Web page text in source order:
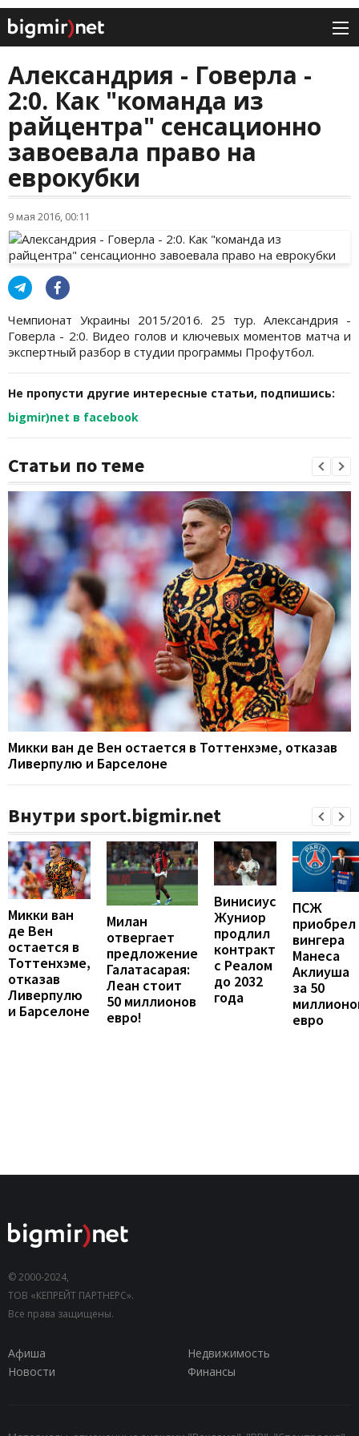
Александрия - Говерла -
2:0. Как "команда из
райцентра" сенсационно
завоевала право на
еврокубки
9 мая 2016, 00:11
Чемпионат Украины 2015/2016. 25 тур. Александрия -
Говерла - 2:0. Видео голов и ключевых моментов матча и
экспертный разбор в студии программы Профутбол.
Не пропусти другие интересные статьи, подпишись:
bigmir)net в facebook
Статьи по теме
Микки ван де Вен остается в Тоттенхэме, отказав
Ливерпулю и Барселоне
Внутри sport.bigmir.net
Микки ван
де Вен
остается в
Тоттенхэме,
отказав
Ливерпулю
и Барселоне
Милан
отвергает
предложение
Галатасарая:
Леан стоит
50 миллионов
евро!
Винисиус
Жуниор
продлил
контракт
с Реалом
до 2032
года
ПСЖ
приобрел
вингера
Манеса
Аклиуша
за 50
евро
© 2000-2024,
ТОВ «КЕПРЕЙТ ПАРТНЕРС».
Все права защищены.
Афиша
Недвижимость
Новости
Финансы